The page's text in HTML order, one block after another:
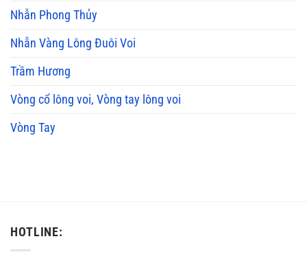
Nhẫn Phong Thủy
Nhẫn Vàng Lông Đuôi Voi
Trầm Hương
Vòng cổ lông voi, Vòng tay lông voi
Vòng Tay
HOTLINE: